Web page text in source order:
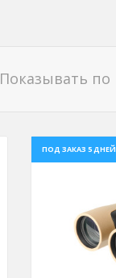
Показывать по
ПОД ЗАКАЗ 5 ДНЕЙ
Previous